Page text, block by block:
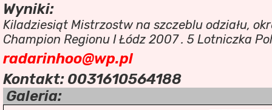
Wyniki:
Kiladziesiąt Mistrzostw na szczeblu odziału,
Champion Regionu I Łódz 2007 . 5 Lotniczka
radarinhoo@wp.pl
Kontakt: 0031610564188
Galeria: